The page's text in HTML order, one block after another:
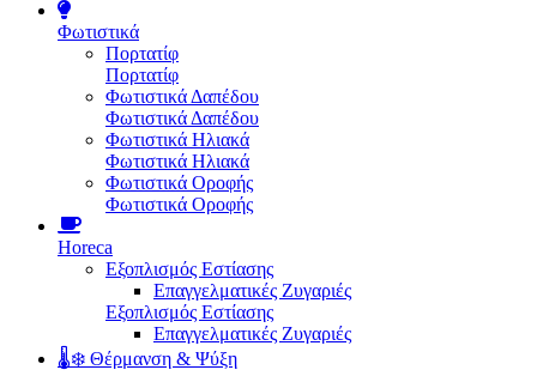
Φωτιστικά
Πορτατίφ
Πορτατίφ
Φωτιστικά Δαπέδου
Φωτιστικά Δαπέδου
Φωτιστικά Ηλιακά
Φωτιστικά Ηλιακά
Φωτιστικά Οροφής
Φωτιστικά Οροφής
Horeca
Εξοπλισμός Εστίασης
Επαγγελματικές Ζυγαριές
Εξοπλισμός Εστίασης
Επαγγελματικές Ζυγαριές
🌡️❄️ Θέρμανση & Ψύξη